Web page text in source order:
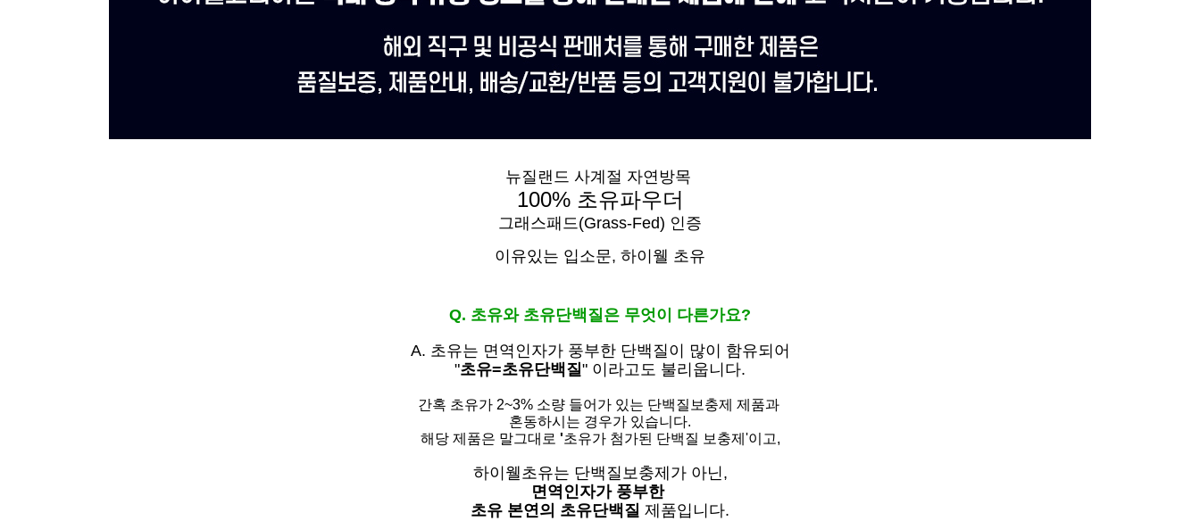
뉴질랜드 사계절 자연방목
100% 초유파우더
그래스패드(Grass-Fed) 인증
이유있는 입소문, 하이웰 초유
Q. 초유와 초유단백질은 무엇이 다른가요?
A. 초유는 면역인자가 풍부한 단백질이 많이 함유되어
"초유=초유단백질" 이라고도 불리웁니다.
간혹 초유가 2~3% 소량 들어가 있는 단백질보충제 제품과
혼동하시는 경우가 있습니다.
해당 제품은 말그대로 '초유가 첨가된 단백질 보충제'이고,
하이웰초유는 단백질보충제가 아닌,
면역인자가 풍부한
초유 본연의 초유단백질 제품입니다.